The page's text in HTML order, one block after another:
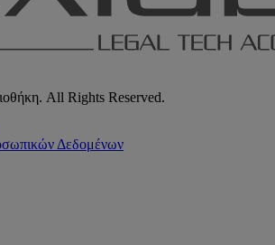
All Rights Reserved.
Δεδομένων